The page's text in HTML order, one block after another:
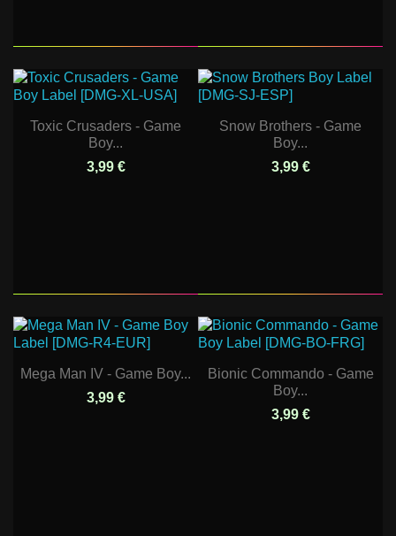
Toxic Crusaders - Game
Boy...
3,99 €
Snow Brothers - Game
Boy...
3,99 €
Mega Man IV - Game Boy...
3,99 €
Bionic Commando - Game
Boy...
3,99 €